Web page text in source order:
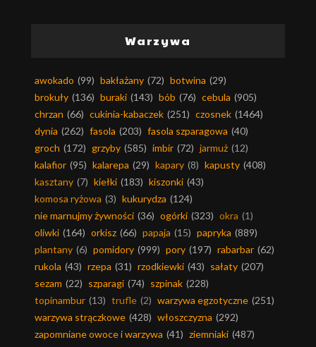
Warzywa
awokado (99) bakłażany (72) botwina (29)
brokuły (136) buraki (143) bób (76) cebula (905)
chrzan (66) cukinia-kabaczek (251) czosnek (1464)
dynia (262) fasola (203) fasola szparagowa (40)
groch (172) grzyby (585) imbir (72) jarmuż (12)
kalafior (95) kalarepa (29) kapary (8) kapusty (408)
kasztany (7) kiełki (183) kiszonki (43)
komosa ryżowa (3) kukurydza (124)
nie marnujmy żywności (36) ogórki (323) okra (1)
oliwki (164) orkisz (66) papaja (15) papryka (889)
plantany (6) pomidory (999) pory (197) rabarbar (62)
rukola (43) rzepa (31) rzodkiewki (43) sałaty (207)
sezam (22) szparagi (74) szpinak (228)
topinambur (13) trufle (2) warzywa egzotyczne (251)
warzywa strączkowe (428) włoszczyzna (292)
zapomniane owoce i warzywa (41) ziemniaki (487)